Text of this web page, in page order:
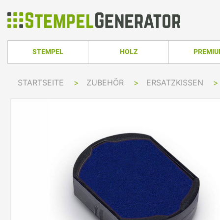
STEMPEL
TRODAT PRINTY DATER
TRODAT PROFESSIONAL LINE
TRODAT PROFESSIONAL DATER
PRINTY Z. SELBER SETZEN
COLOP EXPERT
COLOP POCKET
COLOP STAMP
COLOP CLASSIC
COLOP CLASSIC
HOLZ
TRODAT
STARTSEITE > ZUBEHÖR > ERSATZKISSEN >